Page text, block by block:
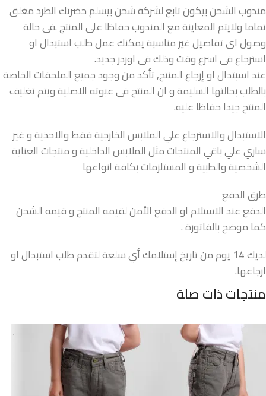
مندوب الشحن بيكون تابع لشركة شحن بيسلم حضرتك الطرد مغلق
تماما ولايتم المعاينة مع المندوب حفاظا على المنتج .فى حالة
وصول اى تفاصيل غير مناسبة يمكنك عمل طلب استبدال او
استرجاع فى اسرع وقت وذلك فى اوردر جديد.
عند اسبتدال او إرجاع المنتج, تأكد من وجود جميع الملحقات الخاصة
بالطلب بحالتها السليمة و ان المنتج فى عبوته الاصلية ويتم تغليف
المنتج جيدا حفاظا عليه.
الاستبدال والاسترجاع علي الملابس الخارجية فقط والاحذية و غير
ساري علي باقي المنتجات مثل الملابس الداخلية و منتجات العناية
الشخصية والطبية و المستلزمات بكافة انواعها
طرق الدفع
الدفع عند الاستلام او الدفع الأمن لقيمه المنتج و قيمه الشحن
كما موضح بالفاتورة .
لديك 14 يوم من تاريخ إستلامك أي سلعة لتقدم طلب استبدال او
ارجاعها.
منتجات ذات صلة